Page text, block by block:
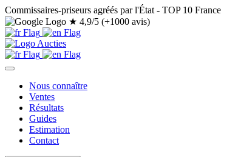
Commissaires-priseurs agréés par l'État - TOP 10 France
★ 4,9/5 (+1000 avis)
Nous connaître
Ventes
Résultats
Guides
Estimation
Contact